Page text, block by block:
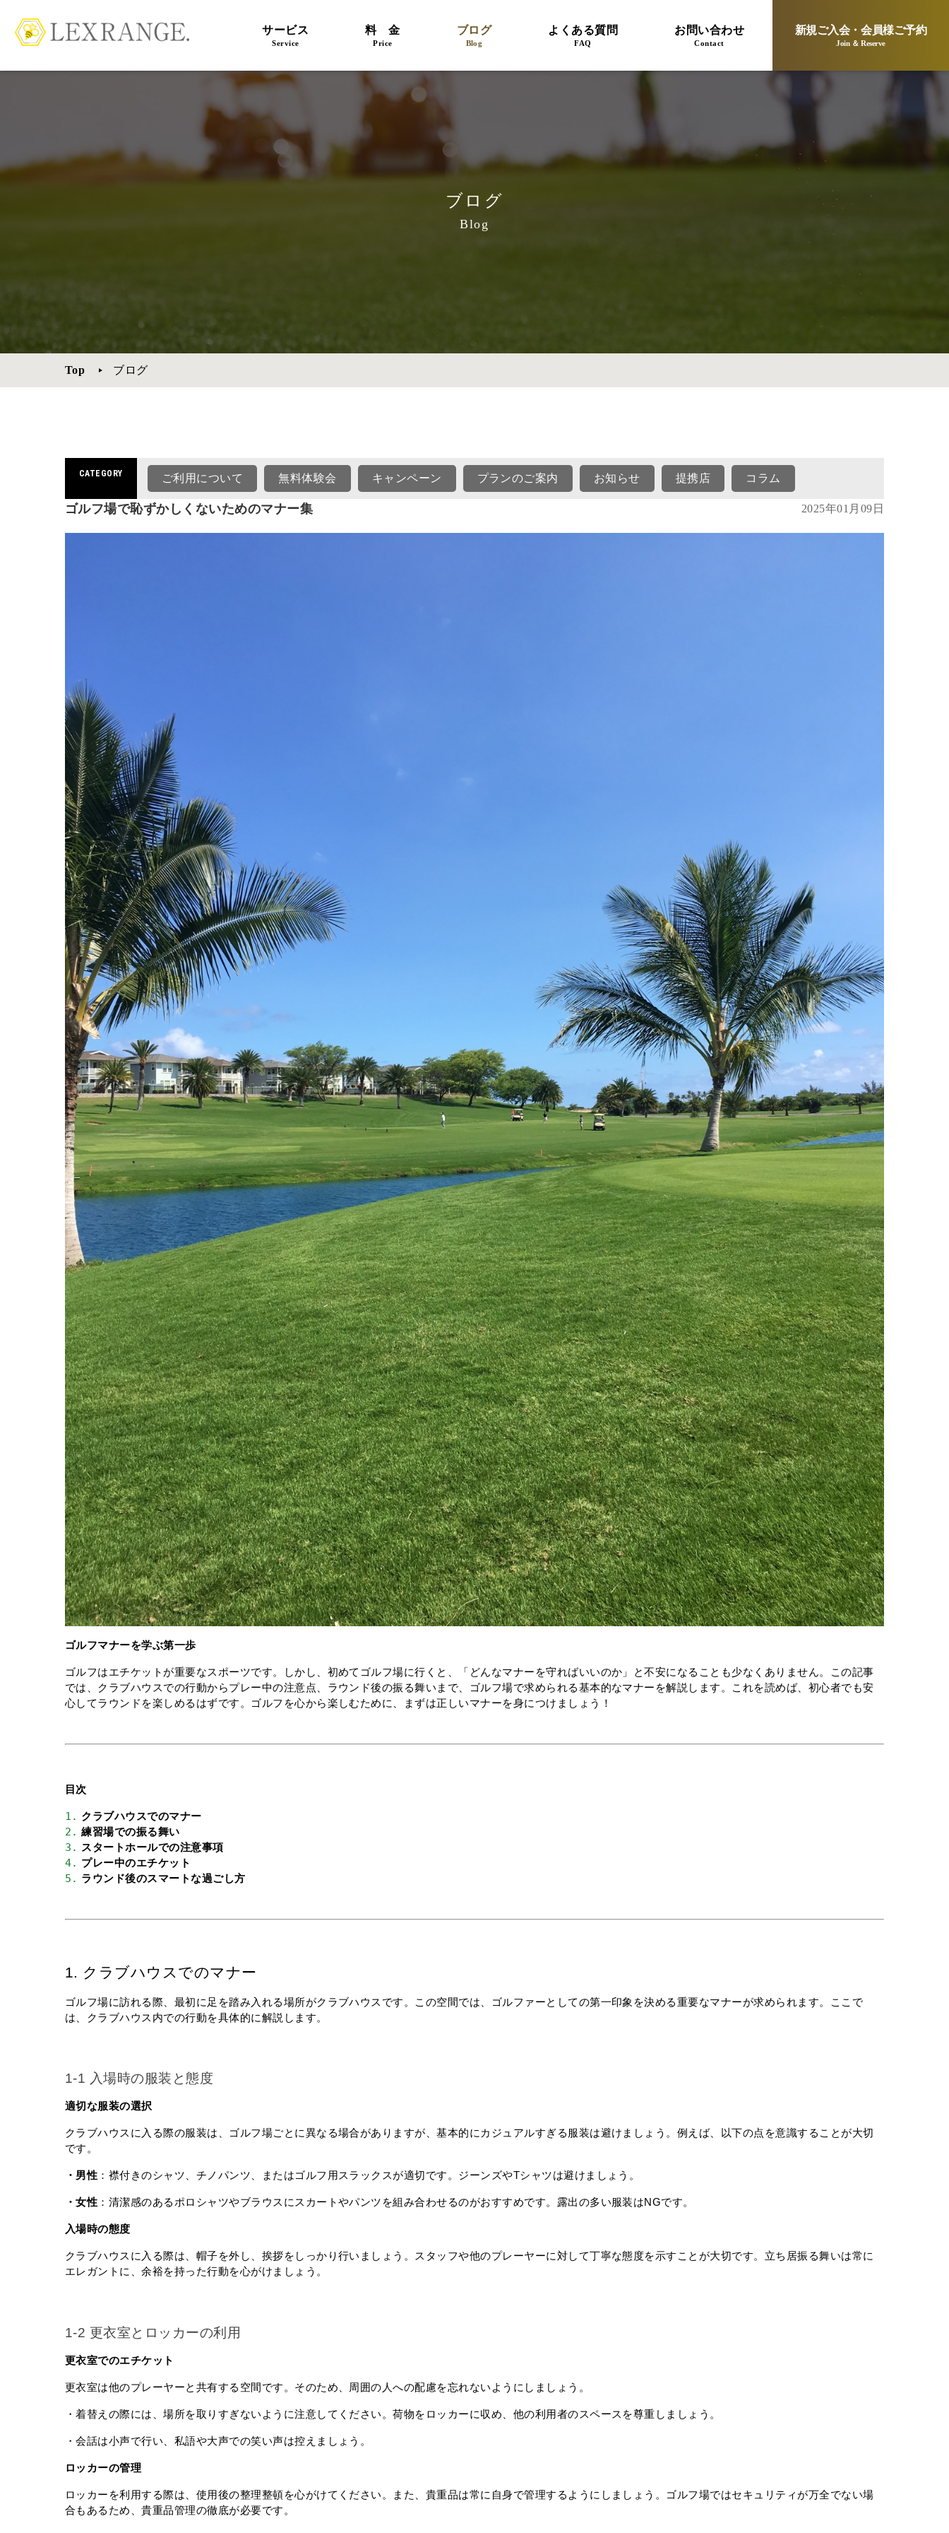
サービス
Service
料 金
Price
ブログ
Blog
よくある質問
FAQ
お問い合わせ
Contact
新規ご入会・会員様ご予約
Join ＆ Reserve
ブログ
Blog
Top ブログ
CATEGORY ご利用について 無料体験会 キャンペーン プランのご案内 お知らせ 提携店 コラム
ゴルフ場で恥ずかしくないためのマナー集 2025年01月09日
ゴルフマナーを学ぶ第一歩
ゴルフはエチケットが重要なスポーツです。しかし、初めてゴルフ場に行くと、「どんなマナーを守ればいいのか」と不安になることも少なくありません。この記事
では、クラブハウスでの行動からプレー中の注意点、ラウンド後の振る舞いまで、ゴルフ場で求められる基本的なマナーを解説します。これを読めば、初心者でも安
心してラウンドを楽しめるはずです。ゴルフを心から楽しむために、まずは正しいマナーを身につけましょう！
目次
1. クラブハウスでのマナー
2. 練習場での振る舞い
3. スタートホールでの注意事項
4. プレー中のエチケット
5. ラウンド後のスマートな過ごし方
1. クラブハウスでのマナー
ゴルフ場に訪れる際、最初に足を踏み入れる場所がクラブハウスです。この空間では、ゴルファーとしての第一印象を決める重要なマナーが求められます。ここで
は、クラブハウス内での行動を具体的に解説します。
1-1 入場時の服装と態度
適切な服装の選択
クラブハウスに入る際の服装は、ゴルフ場ごとに異なる場合がありますが、基本的にカジュアルすぎる服装は避けましょう。例えば、以下の点を意識することが大切
です。
・男性 ：襟付きのシャツ、チノパンツ、またはゴルフ用スラックスが適切です。ジーンズやTシャツは避けましょう。
・女性 ：清潔感のあるポロシャツやブラウスにスカートやパンツを組み合わせるのがおすすめです。露出の多い服装はNGです。
入場時の態度
クラブハウスに入る際は、帽子を外し、挨拶をしっかり行いましょう。スタッフや他のプレーヤーに対して丁寧な態度を示すことが大切です。立ち居振る舞いは常に
エレガントに、余裕を持った行動を心がけましょう。
1-2 更衣室とロッカーの利用
更衣室でのエチケット
更衣室は他のプレーヤーと共有する空間です。そのため、周囲の人への配慮を忘れないようにしましょう。
・着替えの際には、場所を取りすぎないように注意してください。荷物をロッカーに収め、他の利用者のスペースを尊重しましょう。
・会話は小声で行い、私語や大声での笑い声は控えましょう。
ロッカーの管理
ロッカーを利用する際は、使用後の整理整頓を心がけてください。また、貴重品は常に自身で管理するようにしましょう。ゴルフ場ではセキュリティが万全でない場
合もあるため、貴重品管理の徹底が必要です。